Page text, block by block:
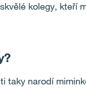
kolegy,
taky narodí